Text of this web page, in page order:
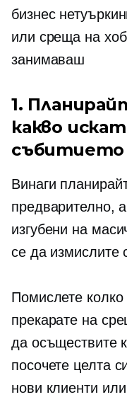
бизнес
или среща на
занимаваш
1.
какво
събитието
Винаги
предварително,
изгубени на
се да измислите
Помислете
прекарате на
да осъществите
посочете целта
нови клиенти